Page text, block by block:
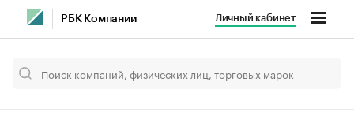
РБК Компании Личный кабинет